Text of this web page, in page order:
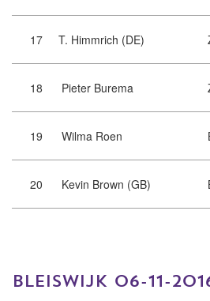
17 T. Himmrich (DE)
18 Pieter Burema
19 Wilma Roen
20 Kevin Brown (GB)
bleiswijk 06-11-